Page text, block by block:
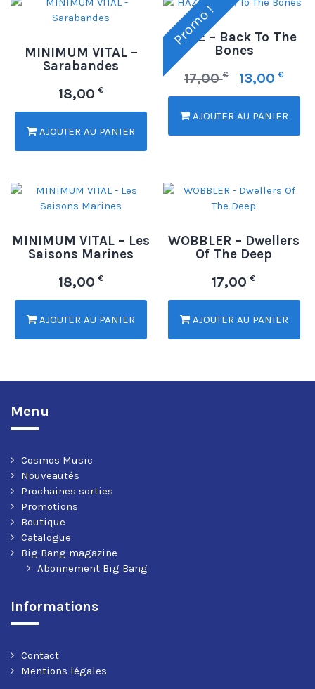
MINIMUM VITAL –
Sarabandes
18,00 €
AJOUTER AU PANIER
Promo !
HAZE – Back To The
Bones
17,00€ 13,00 €
AJOUTER AU PANIER
MINIMUM VITAL – Les
Saisons Marines
18,00 €
AJOUTER AU PANIER
WOBBLER – Dwellers
Of The Deep
17,00€
AJOUTER AU PANIER
Menu
Cosmos Music
Nouveautés
Prochaines sorties
Promotions
Boutique
Catalogue
Big Bang magazine
Abonnement Big Bang
Informations
Contact
Mentions légales